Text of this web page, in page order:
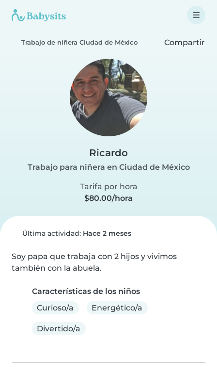
Trabajo de niñera Ciudad de México Compartir
Ricardo
Trabajo para niñera en Ciudad de México
Tarifa por hora
$80.00/hora
Última actividad: Hace 2 meses
Soy papa que trabaja con 2 hijos y vivimos
también con la abuela.
Características de los niños
Curioso/a
Energético/a
Divertido/a